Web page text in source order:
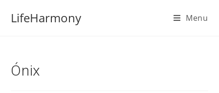
LifeHarmony Menu
Ónix